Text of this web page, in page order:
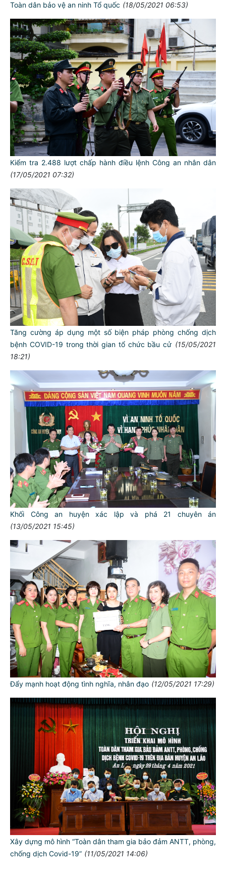
Toàn dân bảo vệ an ninh Tổ quốc (18/05/2021 06:53)
Kiểm tra 2.488 lượt chấp hành điều lệnh Công an nhân dân
(17/05/2021 07:32)
Tăng cường áp dụng một số biện pháp phòng chống dịch
bệnh COVID-19 trong thời gian tổ chức bầu cử (15/05/2021
18:21)
Khối Công an huyện xác lập và phá 21 chuyên án
(13/05/2021 15:45)
Đẩy mạnh hoạt động tình nghĩa, nhân đạo (12/05/2021 17:29)
Xây dựng mô hình “Toàn dân tham gia bảo đảm ANTT, phòng,
chống dịch Covid-19” (11/05/2021 14:06)
TƯ CÁCH
NGƯỜI CÔNG AN CÁCH MỆNH LÀ:
Đối với tự mình, phải
CẦN, KIỆM, LIÊM, CHÍNH
Đối với đồng sự, phải
THÂN ÁI GIÚP ĐỠ
Đối với chính phủ, phải
TUYỆT ĐỐI TRUNG THÀNH
Đối với nhân dân, phải
KÍNH TRỌNG LỄ PHÉP
Đối với công việc, phải
TẬN TỤY
Đối với địch, phải